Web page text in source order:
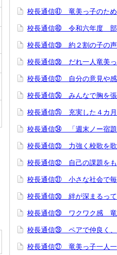
校長通信㊶ 竜美っ子のた
校長通信㊵ 令和六年度
校長通信㊴ 約２割の子の声
校長通信㊳ だれ一人竜美
校長通信㊲ 自分の意見や感
校長通信㊱ みんなで胸を張
校長通信㉟ 充実した４カ
校長通信㉞ 「週末ノー宿
校長通信㉝ 力強く校歌を歌
校長通信㉜ 自己の課題を
校長通信㉛ 小さな社会で
校長通信㉚ 絆が深まるっ
校長通信㉙ ワクワク感 竜
校長通信㉘ ペアで仲良く
校長通信㉗ 竜美っ子一人